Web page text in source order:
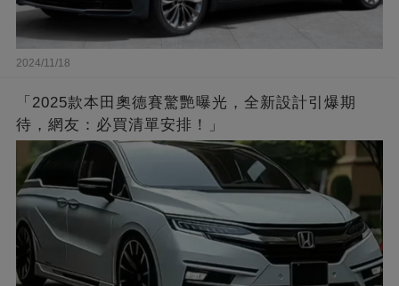
2024/11/18
「2025款本田奧德賽驚艷曝光，全新設計引爆期
待，網友：必買清單安排！」